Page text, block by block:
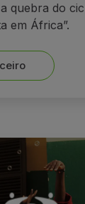
quebra do
em África”.